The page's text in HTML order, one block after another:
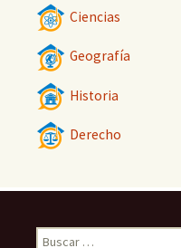
Ciencias
Geografía
Historia
Derecho
Buscar: